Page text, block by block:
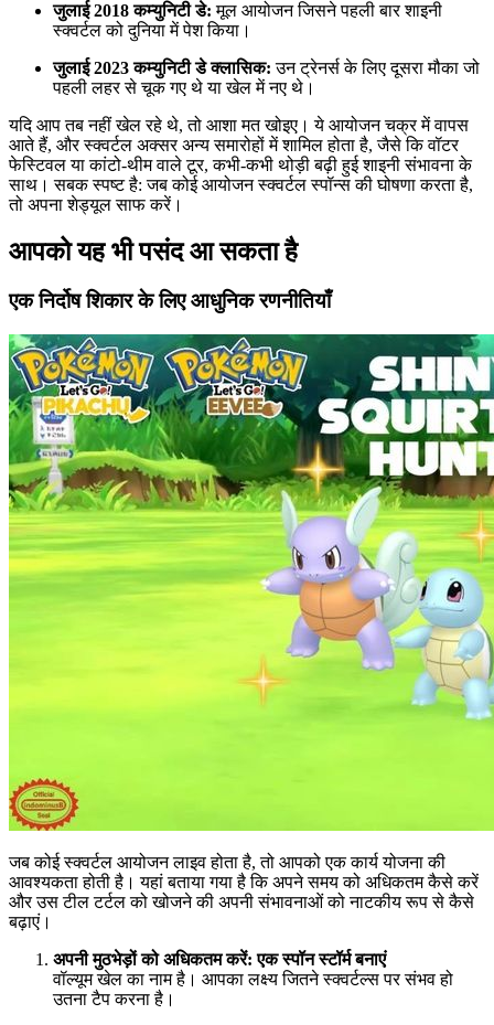
जुलाई 2018 कम्युनिटी डे: मूल आयोजन जिसने पहली बार शाइनी
स्क्वर्टल को दुनिया में पेश किया।
जुलाई 2023 कम्युनिटी डे क्लासिक: उन ट्रेनर्स के लिए दूसरा मौका जो
पहली लहर से चूक गए थे या खेल में नए थे।
यदि आप तब नहीं खेल रहे थे, तो आशा मत खोइए। ये आयोजन चक्र में वापस
आते हैं, और स्क्वर्टल अक्सर अन्य समारोहों में शामिल होता है, जैसे कि वॉटर
फेस्टिवल या कांटो-थीम वाले टूर, कभी-कभी थोड़ी बढ़ी हुई शाइनी संभावना के
साथ। सबक स्पष्ट है: जब कोई आयोजन स्क्वर्टल स्पॉन्स की घोषणा करता है,
तो अपना शेड्यूल साफ करें।
आपको यह भी पसंद आ सकता है
एक निर्दोष शिकार के लिए आधुनिक रणनीतियाँ
जब कोई स्क्वर्टल आयोजन लाइव होता है, तो आपको एक कार्य योजना की
आवश्यकता होती है। यहां बताया गया है कि अपने समय को अधिकतम कैसे करें
और उस टील टर्टल को खोजने की अपनी संभावनाओं को नाटकीय रूप से कैसे
बढ़ाएं।
अपनी मुठभेड़ों को अधिकतम करें: एक स्पॉन स्टॉर्म बनाएं
वॉल्यूम खेल का नाम है। आपका लक्ष्य जितने स्क्वर्टल्स पर संभव हो
उतना टैप करना है।